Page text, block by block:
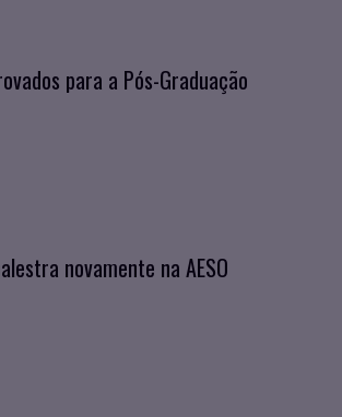
para a Pós-Graduação
novamente na AESO